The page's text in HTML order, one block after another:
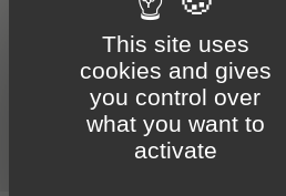
Accueil
This site uses
cookies and gives
you control over
what you want to
activate